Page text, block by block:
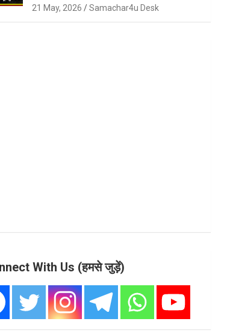
21 May, 2026 Samachar4u Desk
With Us (हमसे जुड़ें)